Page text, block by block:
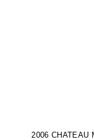
2006 CHATEAU